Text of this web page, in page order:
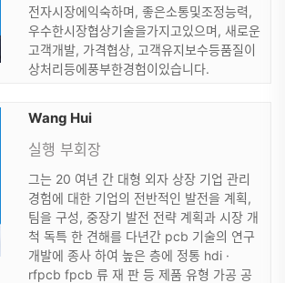
전자시장에익숙하며, 좋은소통및조정능력,
우수한시장협상기술을가지고있으며, 새로운
고객개발, 가격협상, 고객유지보수등품질이
상처리등에풍부한경험이있습니다.
Wang Hui
실행 부회장
그는 20 여년 간 대형 외자 상장 기업 관리
경험에 대한 기업의 전반적인 발전을 계획,
팀을 구성, 중장기 발전 전략 계획과 시장 개
척 독특 한 견해를 다년간 pcb 기술의 연구
개발에 종사 하여 높은 층에 정통 hdi ·
rfpcb fpcb 류 재 판 등 제품 유형 가공 공